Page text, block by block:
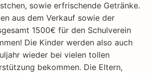
sowie erfrischende Getränke.
aus dem Verkauf sowie der
1500€ für den Schulverein
Die Kinder werden also auch
wieder bei vielen tollen
bekommen. Die Eltern,